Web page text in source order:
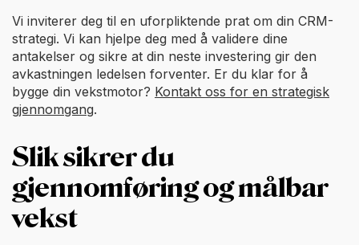
Vi inviterer deg til en uforpliktende prat om din CRM-
strategi. Vi kan hjelpe deg med å validere dine
antakelser og sikre at din neste investering gir den
avkastningen ledelsen forventer. Er du klar for å
bygge din vekstmotor? Kontakt oss for en strategisk
gjennomgang.
Slik sikrer du
gjennomføring og målbar
vekst